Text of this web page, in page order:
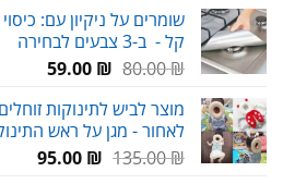
שומרים על ניקיון עם:
קל - ב-3 צבעים לבחירה
80.00₪
המחיר
היה:
80.00 ₪.
59.00 ₪
המחיר
הוא:
59.00 ₪.
מוצר לביש לתינוקות
לאחור - מגן על ראש
135.00₪
המחיר95.00 ₪
המחיר